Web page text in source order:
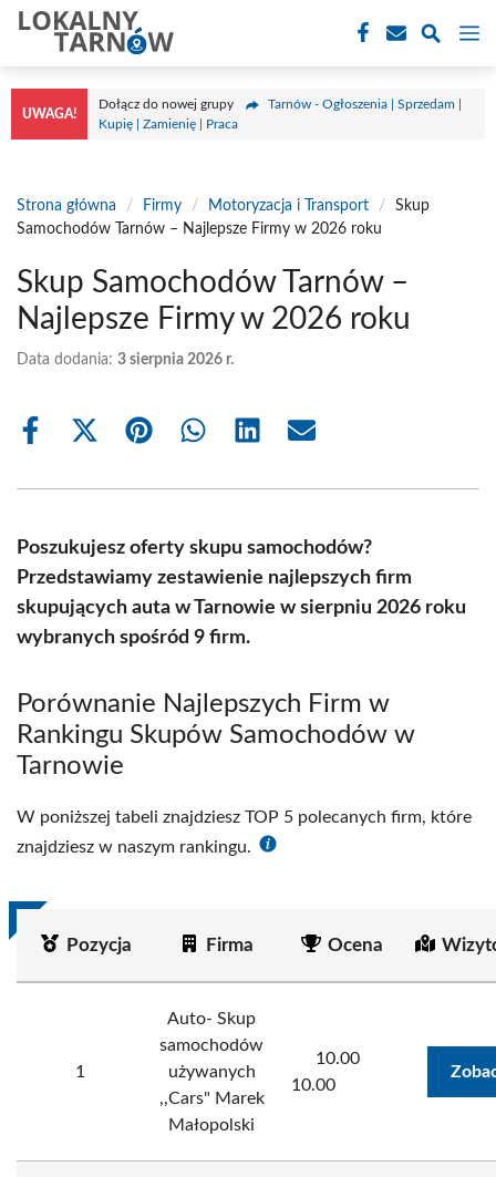
Przejdź
treści
UWAGA!
Dołącz do nowej grupy
Tarnów - Ogłoszenia | Sprzedam |
Kupię | Zamienię | Praca
Strona główna / Firmy / Motoryzacja i Transport /
Skup
Samochodów Tarnów – Najlepsze Firmy w 2026 roku
Skup Samochodów Tarnów –
Najlepsze Firmy w 2026 roku
Data dodania: 3 sierpnia 2026 r.
Share
Share
(Twitter)
Share Share Share Share
Poszukujesz oferty skupu samochodów?
Przedstawiamy zestawienie najlepszych firm
skupujących auta w Tarnowie w sierpniu 2026 roku
wybranych spośród 9 firm.
Porównanie Najlepszych Firm w
Rankingu Skupów Samochodów w
Tarnowie
W poniższej tabeli znajdziesz TOP 5 polecanych firm, które
znajdziesz w naszym rankingu.
Pozycja Firma Ocena
1
Auto- Skup
samochodów
używanych
,,Cars" Marek
Małopolski
10.00
10.00